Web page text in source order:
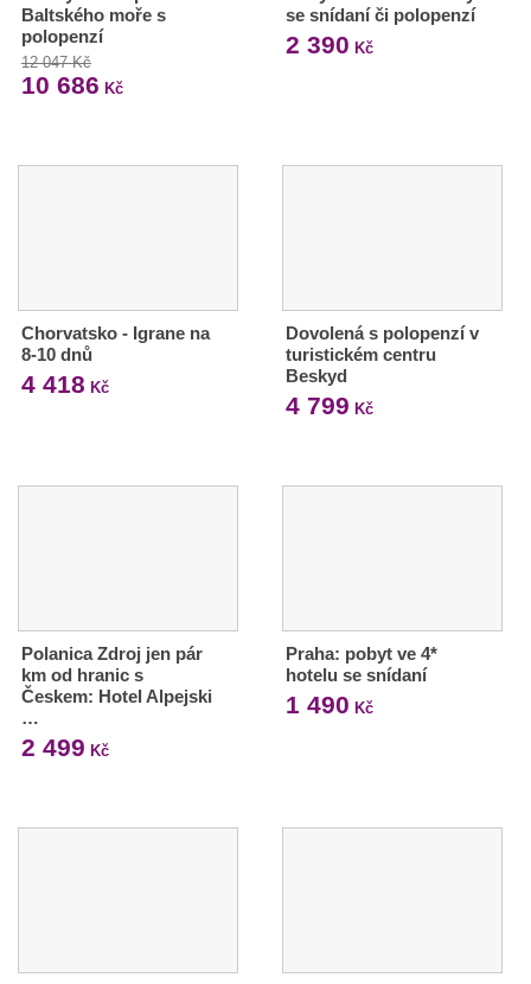
Baltského moře s
polopenzí
12 047 Kč
10 686 Kč
se snídaní či polopenzí
2 390 Kč
Chorvatsko - Igrane na
8-10 dnů
4 418 Kč
Dovolená s polopenzí v
turistickém centru
Beskyd
4 799 Kč
Polanica Zdroj jen pár
km od hranic s
Českem: Hotel Alpejski
…
2 499 Kč
Praha: pobyt ve 4*
hotelu se snídaní
1 490 Kč